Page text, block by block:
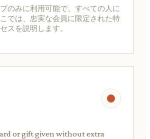
のみに利用可能で、すべての人に
では、忠実な会員に限定された特
スを説明します。
or gift given without extra